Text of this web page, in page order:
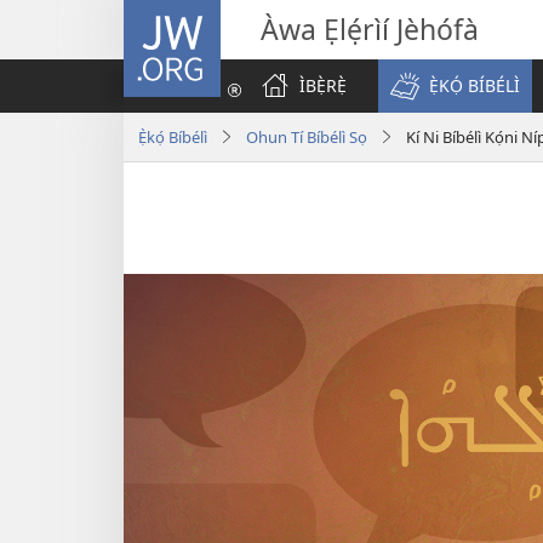
JW.ORG Àwa Ẹlẹ́rìí Jèhófà
ÌBẸ̀RẸ̀
Ẹ̀KỌ́ BÍBÉLÌ
Ẹ̀kọ́ Bíbélì Ohun Tí Bíbélì Sọ Kí Ni Bíbélì Kọ́ni